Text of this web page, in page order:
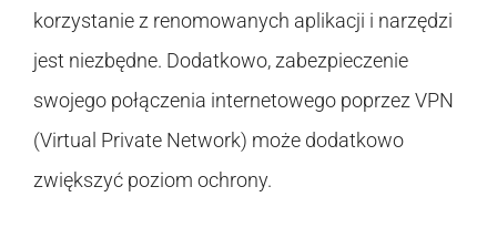
korzystanie z renomowanych aplikacji i narzędzi
jest niezbędne. Dodatkowo, zabezpieczenie
swojego połączenia internetowego poprzez VPN
(Virtual Private Network) może dodatkowo
zwiększyć poziom ochrony.